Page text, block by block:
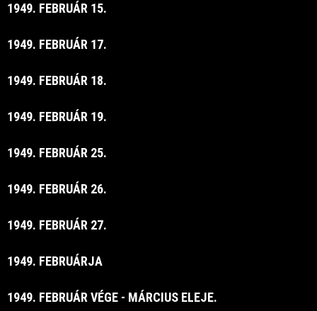
1949. FEBRUÁR 15.
1949. FEBRUÁR 17.
1949. FEBRUÁR 18.
1949. FEBRUÁR 19.
1949. FEBRUÁR 25.
1949. FEBRUÁR 26.
1949. FEBRUÁR 27.
1949. FEBRUÁRJA
1949. FEBRUÁR VÉGE - MÁRCIUS ELEJE.